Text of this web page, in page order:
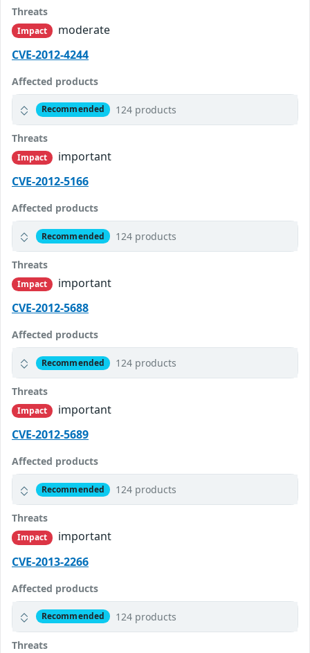
Threats
Impact
moderate
CVE-2012-4244
Affected products
Recommended 124 products
Threats
Impact
important
CVE-2012-5166
Affected products
Recommended 124 products
Threats
Impact
important
CVE-2012-5688
Affected products
Recommended 124 products
Threats
Impact
important
CVE-2012-5689
Affected products
Recommended 124 products
Threats
Impact
important
CVE-2013-2266
Affected products
Recommended 124 products
Threats